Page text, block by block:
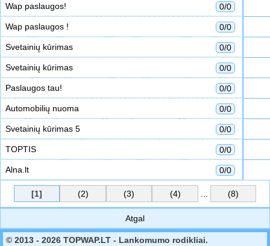
Wap paslaugos! 0/0
Wap paslaugos ! 0/0
Svetainių kūrimas 0/0
Svetainių kūrimas 0/0
Paslaugos tau! 0/0
Automobilių nuoma 0/0
Svetainių kūrimas 5 0/0
TOPTIS 0/0
Alna.lt 0/0
[1] (2) (3) (4) (8)
Atgal
© 2013 - 2026 TOPWAP.LT - Lankomumo rodikliai.